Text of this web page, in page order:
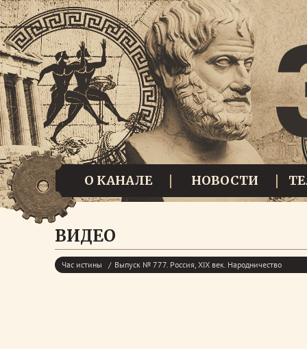
О КАНАЛЕ НОВОСТИ
ВИДЕО
Час истины Выпуск № 777. Россия, XIX век. Народничество